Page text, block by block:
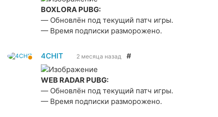
BOXLORA PUBG:
— Обновлён под текущий патч игры.
— Время подписки разморожено.
4CHIT 2 месяца назад #
WEB RADAR PUBG:
— Обновлён под текущий патч игры.
— Время подписки разморожено.